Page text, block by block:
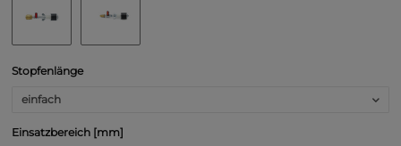
Stopfenlänge
einfach
Einsatzbereich [mm]